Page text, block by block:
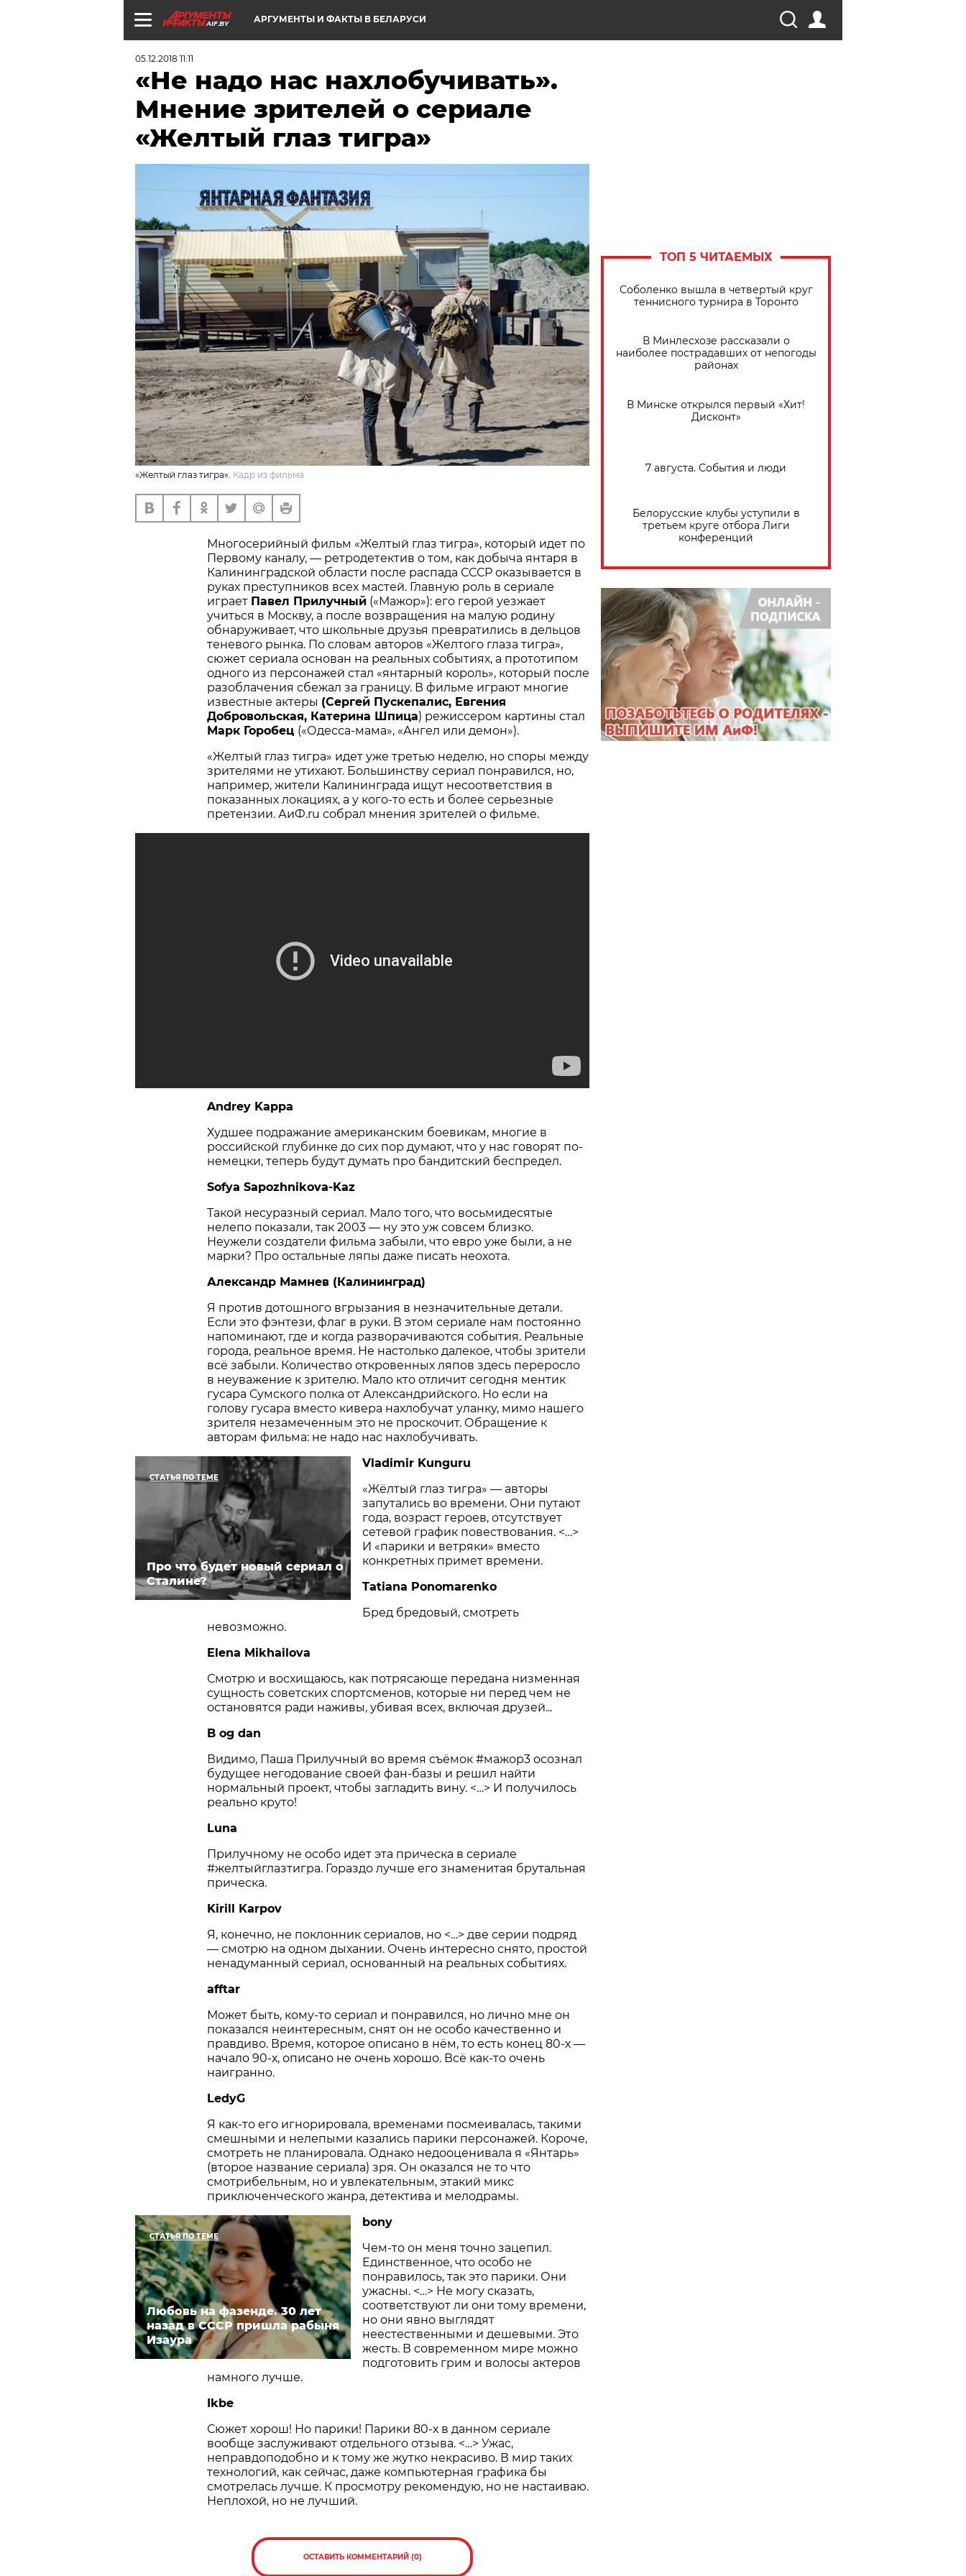
AIF.BY АРГУМЕНТЫ И ФАКТЫ В БЕЛАРУСИ
05.12.2018 11:11
«Не надо нас нахлобучивать».
Мнение зрителей о сериале
«Желтый глаз тигра»
«Желтый глаз тигра». Кадр из фильма
Многосерийный фильм «Желтый глаз тигра», который идет по
Первому каналу, — ретродетектив о том, как добыча янтаря в
Калининградской области после распада СССР оказывается в
руках преступников всех мастей. Главную роль в сериале
играет Павел Прилучный («Мажор»): его герой уезжает
учиться в Москву, а после возвращения на малую родину
обнаруживает, что школьные друзья превратились в дельцов
теневого рынка. По словам авторов «Желтого глаза тигра»,
сюжет сериала основан на реальных событиях, а прототипом
одного из персонажей стал «янтарный король», который после
разоблачения сбежал за границу. В фильме играют многие
известные актеры (Сергей Пускепалис, Евгения
Добровольская, Катерина Шпица) режиссером картины стал
Марк Горобец («Одесса-мама», «Ангел или демон»).
«Желтый глаз тигра» идет уже третью неделю, но споры между
зрителями не утихают. Большинству сериал понравился, но,
например, жители Калининграда ищут несоответствия в
показанных локациях, а у кого-то есть и более серьезные
претензии. АиФ.ru собрал мнения зрителей о фильме.
Andrey Kappa
Худшее подражание американским боевикам, многие в
российской глубинке до сих пор думают, что у нас говорят по-
немецки, теперь будут думать про бандитский беспредел.
Sofya Sapozhnikova-Kaz
Такой несуразный сериал. Мало того, что восьмидесятые
нелепо показали, так 2003 — ну это уж совсем близко.
Неужели создатели фильма забыли, что евро уже были, а не
марки? Про остальные ляпы даже писать неохота.
Александр Мамнев (Калининград)
Я против дотошного вгрызания в незначительные детали.
Если это фэнтези, флаг в руки. В этом сериале нам постоянно
напоминают, где и когда разворачиваются события. Реальные
города, реальное время. Не настолько далекое, чтобы зрители
всё забыли. Количество откровенных ляпов здесь переросло
в неуважение к зрителю. Мало кто отличит сегодня ментик
гусара Сумского полка от Александрийского. Но если на
голову гусара вместо кивера нахлобучат уланку, мимо нашего
зрителя незамеченным это не проскочит. Обращение к
авторам фильма: не надо нас нахлобучивать.
СТАТЬЯ ПО ТЕМЕ
Про что будет новый сериал о
Сталине?
Vladimir Kunguru
«Жёлтый глаз тигра» — авторы
запутались во времени. Они путают
года, возраст героев, отсутствует
сетевой график повествования. <…>
И «парики и ветряки» вместо
конкретных примет времени.
Tatiana Ponomarenko
Бред бредовый, смотреть
невозможно.
Elena Mikhailova
Смотрю и восхищаюсь, как потрясающе передана низменная
сущность советских спортсменов, которые ни перед чем не
остановятся ради наживы, убивая всех, включая друзей...
B og dan
будущее негодование своей фан-базы и решил найти
нормальный проект, чтобы загладить вину. <…> И получилось
реально круто!
Прилучному не особо идет эта прическа в сериале
#желтыйглазтигра. Гораздо лучше его знаменитая брутальная
прическа.
Kirill Karpov
— смотрю на одном дыхании. Очень интересно снято, простой
ненадуманный сериал, основанный на реальных событиях.
afftar
Может быть, кому-то сериал и понравился, но лично мне он
показался неинтересным, снят он не особо качественно и
правдиво. Время, которое описано в нём, то есть конец 80-х —
начало 90-х, описано не очень хорошо. Всё как-то очень
наигранно.
LedyG
Я как-то его игнорировала, временами посмеивалась, такими
смешными и нелепыми казались парики персонажей. Короче,
смотреть не планировала. Однако недооценивала я «Янтарь»
(второе название сериала) зря. Он оказался не то что
смотрибельным, но и увлекательным, этакий микс
приключенческого жанра, детектива и мелодрамы.
СТАТЬЯ ПО ТЕМЕ
Любовь на фазенде. 30 лет
назад в СССР пришла рабыня
Изаура
bony
Чем-то он меня точно зацепил.
Единственное, что особо не
понравилось, так это парики. Они
ужасны. <…> Не могу сказать,
соответствуют ли они тому времени,
но они явно выглядят
неестественными и дешевыми. Это
жесть. В современном мире можно
подготовить грим и волосы актеров
намного лучше.
Ikbe
Сюжет хорош! Но парики! Парики 80-х в данном сериале
вообще заслуживают отдельного отзыва. <…> Ужас,
неправдоподобно и к тому же жутко некрасиво. В мир таких
технологий, как сейчас, даже компьютерная графика бы
смотрелась лучше. К просмотру рекомендую, но не настаиваю.
Неплохой, но не лучший.
ОСТАВИТЬ КОММЕНТАРИЙ (0)
ТОП 5 ЧИТАЕМЫХ
Соболенко вышла в четвертый круг
теннисного турнира в Торонто
В Минлесхозе рассказали о
наиболее пострадавших от непогоды
районах
В Минске открылся первый «Хит!
Дисконт»
7 августа. События и люди
Белорусские клубы уступили в
третьем круге отбора Лиги
конференций